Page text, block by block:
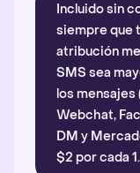
Incluido sin
siempre que
atribución
SMS sea
los
Webchat,
DM y
$2 por cada